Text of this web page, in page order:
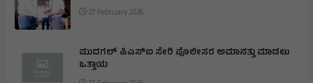
27 February 2026
ಮುದಗಲ್ ಪಿಎಸ್‌ಐ ಸೇರಿ ಪೊಲೀಸರ ಅಮಾನತ್ತು ಮಾಡಲು
ಒತ್ತಾಯ